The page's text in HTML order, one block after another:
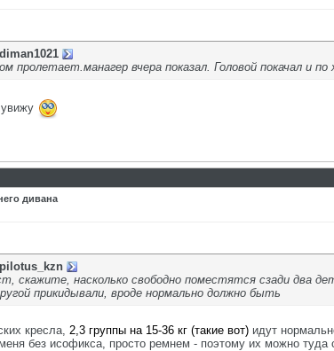
diman1021
пролетает.манагер вчера показал. Головой покачал и по
дивана
pilotus_kzn
скажите, насколько свободно поместятся сзади два
прикидывали, вроде нормально должно быть
кресла, 2,3 группы на 15-36 кг (такие вот) идут
без исофикса, просто ремнем - поэтому их можно туда